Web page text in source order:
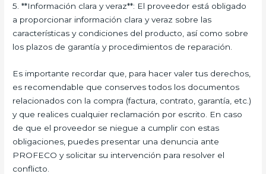
5. **Información clara y veraz**: El proveedor está obligado
a proporcionar información clara y veraz sobre las
características y condiciones del producto, así como sobre
los plazos de garantía y procedimientos de reparación.
Es importante recordar que, para hacer valer tus derechos,
es recomendable que conserves todos los documentos
relacionados con la compra (factura, contrato, garantía, etc.)
y que realices cualquier reclamación por escrito. En caso
de que el proveedor se niegue a cumplir con estas
obligaciones, puedes presentar una denuncia ante
PROFECO y solicitar su intervención para resolver el
conflicto.